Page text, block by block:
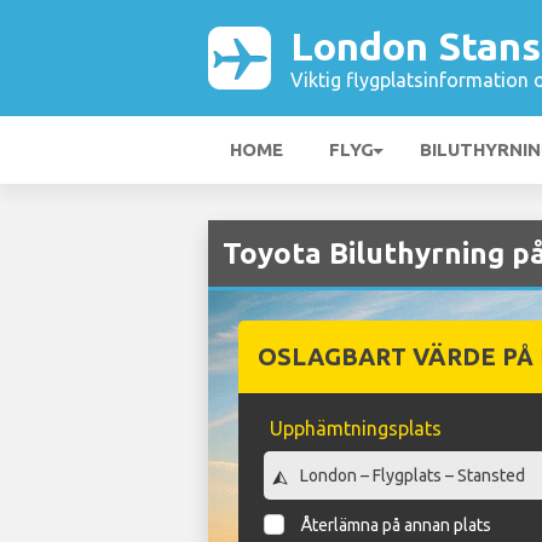
London
Viktig flygplatsinformation
HOME FLYG
Toyota Biluthyrning
OSLAGBART VÄRDE
Upphämtningsplats
Återlämna på annan plats